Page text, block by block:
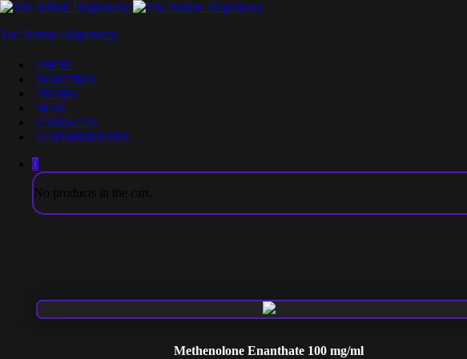
The British Dispensary
INICIO
NOSOTROS
TIENDA
BLOG
CONTACTO
DISTRIBUIDORES
0
Methenolone Enanthate 100 mg/ml